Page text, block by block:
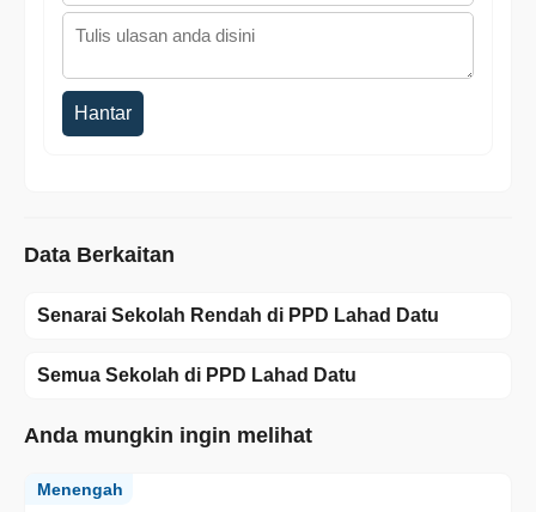
Hantar
Data Berkaitan
Senarai Sekolah Rendah di PPD Lahad Datu
Semua Sekolah di PPD Lahad Datu
Anda mungkin ingin melihat
Menengah